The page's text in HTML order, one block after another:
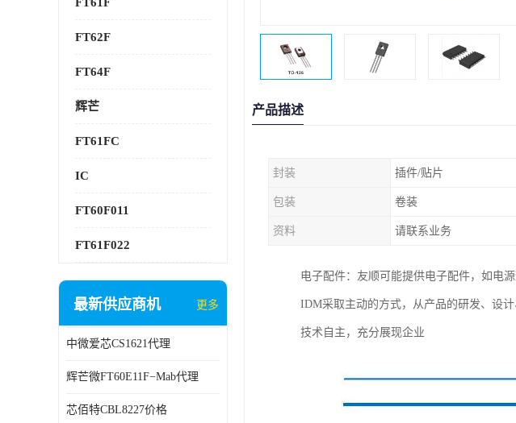
FT62F
FT64F
辉芒
FT61FC
IC
FT60F011
FT61F022
最新供应商机 更多
中微爱芯CS1621代理
辉芒微FT60E11F−Mab代理
芯佰特CBL8227价格
产品描述
封装 插件/贴片
包装 卷装
资料 请联系业务
电子配件：友顺可能提供电子配件，如电
IDM采取主动的方式，从产品的研发、设
技术自主，充分展现企业